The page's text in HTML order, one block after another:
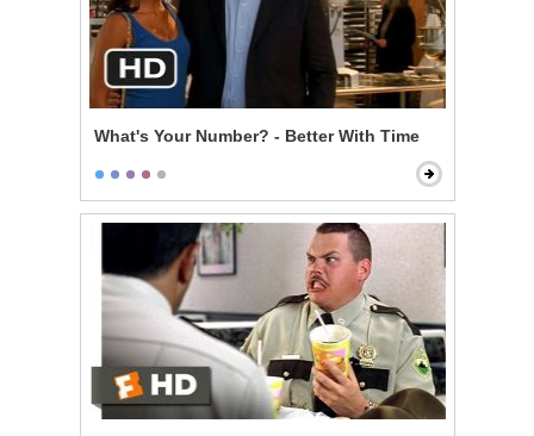
What's Your Number? - Better With Time